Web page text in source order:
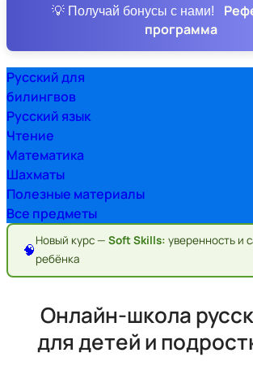
💡 Получай бонусы с нами!
программа
Русский для
билингвов
Русский язык
Чтение
Математика
Шахматы
Полезные материалы
Все предметы
🧠
Новый курс — Soft Skills: уверенность и
ребёнка
Онлайн-школа
для детей и